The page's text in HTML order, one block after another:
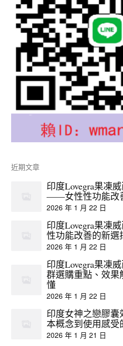
近期文章
印度Lovegra果凍
——女性性功能改
2026 年 1 月 22 日
印度Lovegra果凍
性功能改善的新選
2026 年 1 月 22 日
印度Lovegra果凍
群選購重點、效
懂
2026 年 1 月 22 日
印度女神之戀膠
本概念到使用感受
2026 年 1 月 21 日